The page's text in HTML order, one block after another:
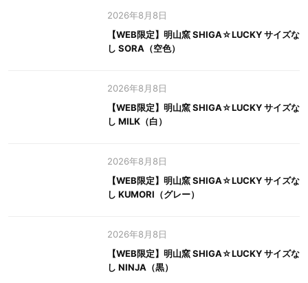
2026年8月8日
【WEB限定】明山窯 SHIGA☆LUCKY サイズな
し SORA（空色）
2026年8月8日
【WEB限定】明山窯 SHIGA☆LUCKY サイズな
し MILK（白）
2026年8月8日
【WEB限定】明山窯 SHIGA☆LUCKY サイズな
し KUMORI（グレー）
2026年8月8日
【WEB限定】明山窯 SHIGA☆LUCKY サイズな
し NINJA（黒）